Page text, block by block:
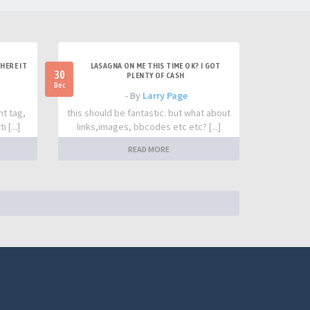
IT
tag,
[...]
30
Dec
LASAGNA ON ME THIS TIME OK? I GOT
PLENTY OF CASH
- By Larry Page
this should be fantastic. but what about
links,images, bbcodes etc etc? [...]
READ MORE